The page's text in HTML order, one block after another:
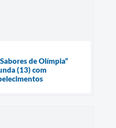
de Olímpia”
(13) com